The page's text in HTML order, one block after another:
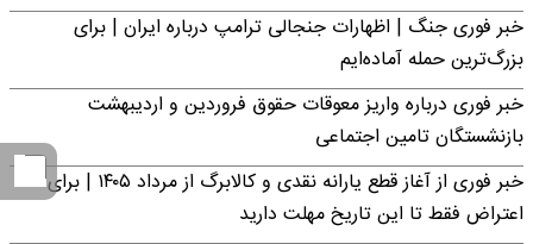
خبر فوری جنگ | اظهارات جنجالی ترامپ درباره ایران | برای
بزرگ‌ترین حمله آماده‌ایم
خبر فوری درباره واریز معوقات حقوق فروردین و اردیبهشت
بازنشستگان تامین اجتماعی
خبر فوری از آغاز قطع یارانه نقدی و کالابرگ از مرداد ۱۴۰۵ | برای
اعتراض فقط تا این تاریخ مهلت دارید